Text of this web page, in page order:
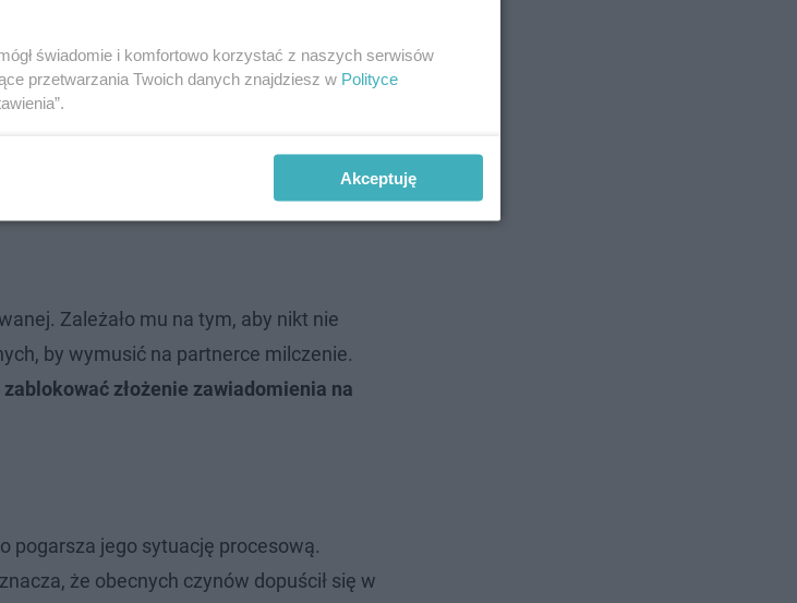
lewego
prokuratury.
Zależało mu na tym, aby nikt nie
by wymusić na partnerce milczenie.
zablokować złożenie zawiadomienia na
pogarsza jego sytuację procesową.
że obecnych czynów dopuścił się w
świadomie i komfortowo korzystać z naszych serwisów
przetwarzania Twoich danych znajdziesz w Polityce
Akceptuję